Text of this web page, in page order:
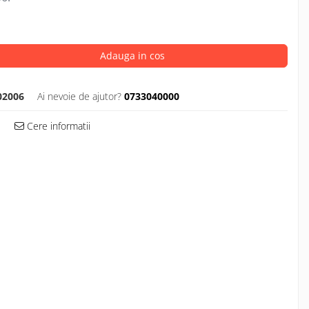
Adauga in cos
Ai nevoie de ajutor? 0733040000
Cere informatii